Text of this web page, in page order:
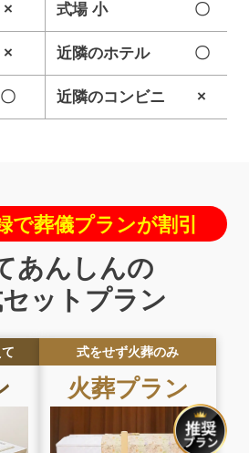
× 式場 小 〇
× 近隣のホテル 〇
〇 近隣のコンビニ ×
で葬儀プランが割引
あんしんの
ットプラン
式をせず火葬のみ
火葬プラン